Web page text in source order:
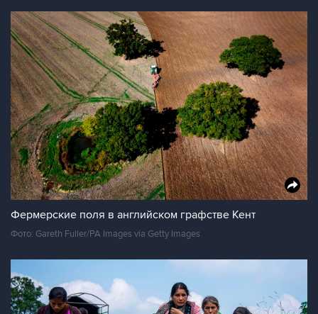
Фермерские поля в английском графстве Кент
Фото: Gareth Fuller/PA Images via Getty Images